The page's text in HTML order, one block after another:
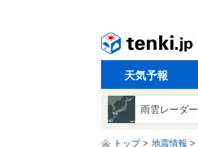
天気予報
雨雲レーダー
トップ 地震情報